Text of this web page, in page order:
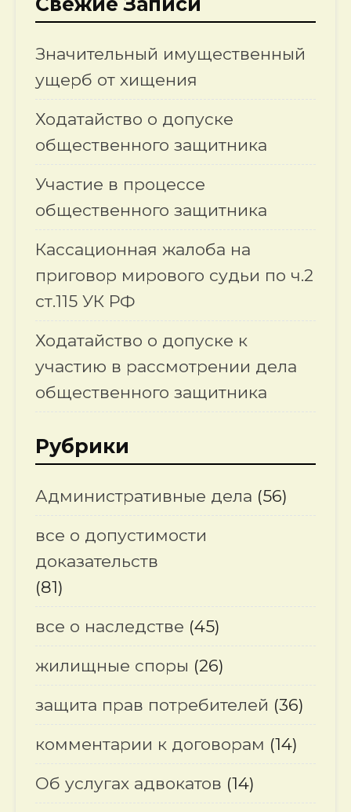
Значительный имущественный
ущерб от хищения
Ходатайство о допуске
общественного защитника
Участие в процессе
общественного защитника
Кассационная жалоба на
приговор мирового судьи по ч.2
ст.115 УК РФ
Ходатайство о допуске к
участию в рассмотрении дела
общественного защитника
Рубрики
Административные дела (56)
все о допустимости
доказательств
(81)
все о наследстве (45)
жилищные споры (26)
защита прав потребителей (36)
комментарии к договорам (14)
Об услугах адвокатов (14)